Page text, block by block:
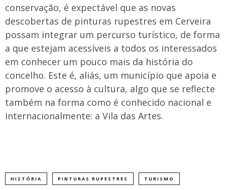
conservação, é expectável que as novas
descobertas de pinturas rupestres em Cerveira
possam integrar um percurso turístico, de forma
a que estejam acessíveis a todos os interessados
em conhecer um pouco mais da história do
concelho. Este é, aliás, um município que apoia e
promove o acesso à cultura, algo que se reflecte
também na forma como é conhecido nacional e
internacionalmente: a Vila das Artes.
HISTÓRIA PINTURAS RUPESTRES TURISMO